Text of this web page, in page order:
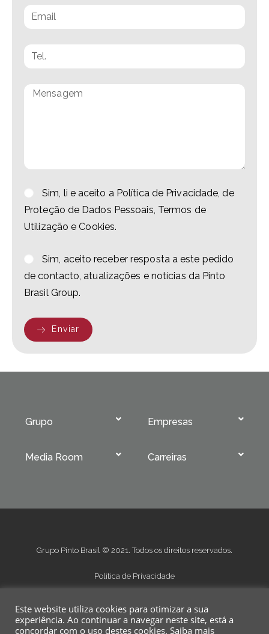
Sim, li e aceito a Política de Privacidade, de
Proteção de Dados Pessoais, Termos de
Utilização e Cookies.
Sim, aceito receber resposta a este pedido
de contacto, atualizações e notícias da Pinto
Brasil Group.
Enviar
Grupo
Media Room
Empresas
Carreiras
Grupo Pinto Brasil © 2021. Todos os direitos reservados.
Política de Privacidade
Condições Gerais de Fornecimento
Este website utiliza cookies para otimizar a sua
experiência. Ao continuar a navegar neste site, está a
concordar com o uso destes cookies. Saiba mais